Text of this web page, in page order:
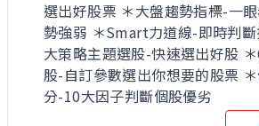
選出好股票 ＊大盤趨勢指標-一
勢強弱 ＊Smart力道線-即時判
大策略主題選股-快速選出好股
股-自訂參數選出你想要的股票
分-10大因子判斷個股優劣